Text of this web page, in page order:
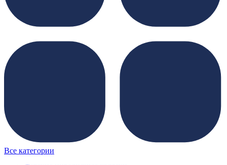
Все категории